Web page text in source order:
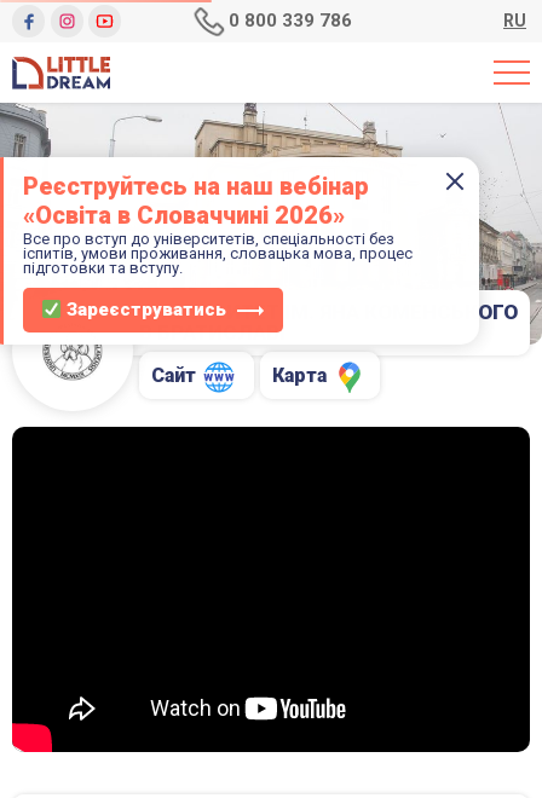
0 800 339 786 RU
Реєструйтесь на наш вебінар
«Освіта в Словаччині 2026»‎
Все про вступ до університетів, спеціальності без
іспитів, умови проживання, словацька мова, процес
підготовки та вступу.
Зареєструватись
УНІВЕРСИТЕТ ІМ. ЯНА КОМЕНСЬКОГО
В БРАТИСЛАВІ
Сайт Карта